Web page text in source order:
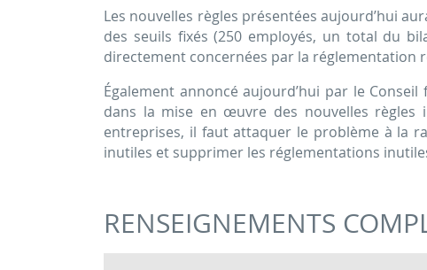
Les nouvelles règles présentées aujourd’hui
des seuils fixés (250 employés, un total du
directement concernées par la réglementation
Également annoncé aujourd’hui par le
dans la mise en œuvre des nouvelles règles
entreprises, il faut attaquer le problème à la
inutiles et supprimer les réglementations
RENSEIGNEMENTS